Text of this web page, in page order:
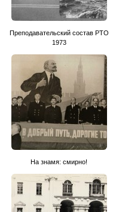
Преподавательский состав РТО
1973
На знамя: смирно!